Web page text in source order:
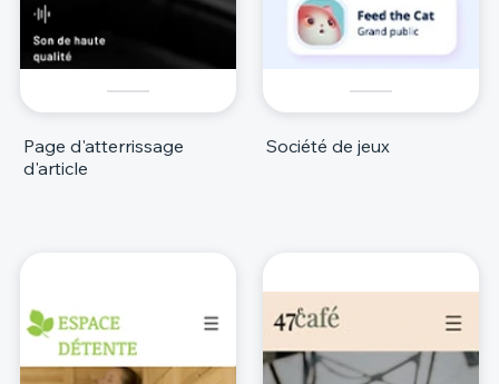
Page d'atterrissage
d'article
Société de jeux